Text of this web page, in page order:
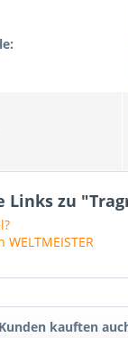
zu
Kunden kauften